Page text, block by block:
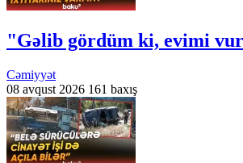
"Gəlib gördüm ki, evimi
Cəmiyyət
08 avqust 2026 161 baxış